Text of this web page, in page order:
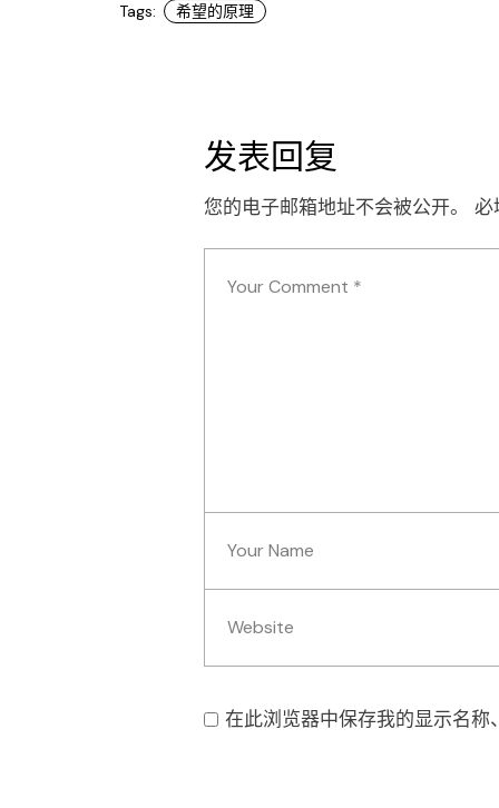
Tags: 希望的原理
发表回复
您的电子邮箱地址不会被公开。 必
在此浏览器中保存我的显示名